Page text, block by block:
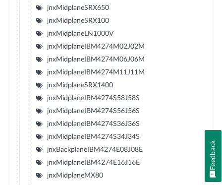
jnxMidplaneSRX650
jnxMidplaneSRX100
jnxMidplaneLN1000V
jnxMidplaneIBM4274M02J02M
jnxMidplaneIBM4274M06J06M
jnxMidplaneIBM4274M11J11M
jnxMidplaneSRX1400
jnxMidplaneIBM4274S58J58S
jnxMidplaneIBM4274S56J56S
jnxMidplaneIBM4274S36J36S
jnxMidplaneIBM4274S34J34S
jnxBackplaneIBM4274E08J08E
jnxMidplaneIBM4274E16J16E
jnxMidplaneMX80
Feedback